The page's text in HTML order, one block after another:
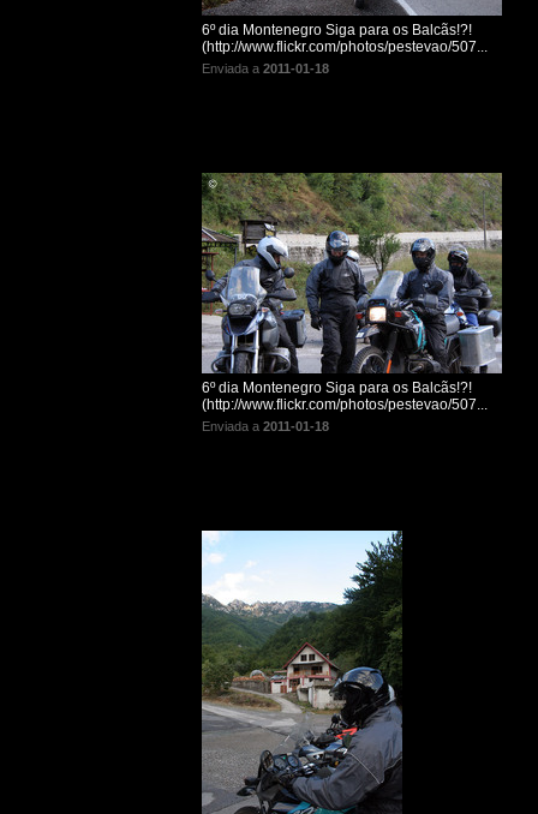
6º dia Montenegro Siga para os Balcãs!?!
(http://www.flickr.com/photos/pestevao/507...
Enviada a 2011-01-18
6º dia Montenegro Siga para os Balcãs!?!
(http://www.flickr.com/photos/pestevao/507...
Enviada a 2011-01-18